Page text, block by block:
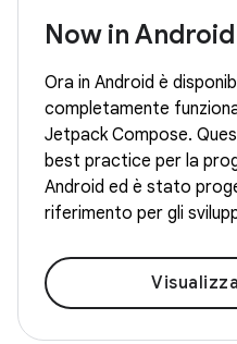
Now in Android
Ora in Android è
completamente
Jetpack Compose.
best practice per la
Android ed è stato
riferimento per gli